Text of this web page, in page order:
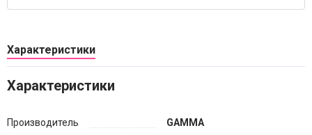
Характеристики
Характеристики
Производитель GAMMA